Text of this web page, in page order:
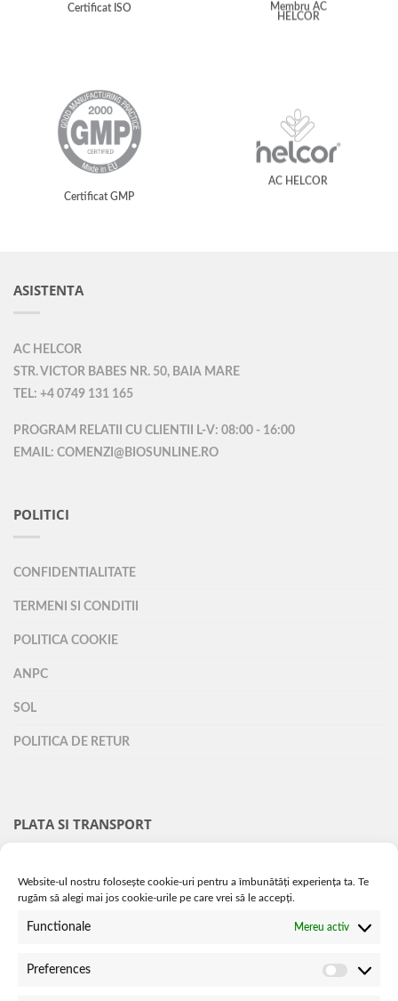
Website-ul nostru folosește cookie-uri pentru a îmbunătăți experiența ta. Te
rugăm să alegi mai jos cookie-urile pe care vrei să le accepți.
Functionale Mereu activ
Preferences
Certificat ISO
Membru AC
HELCOR
Certificat GMP
AC HELCOR
ASISTENTA
AC HELCOR
STR. VICTOR BABES NR. 50, BAIA MARE
TEL: +4 0749 131 165
PROGRAM RELATII CU CLIENTII L-V: 08:00 - 16:00
EMAIL: COMENZI@BIOSUNLINE.RO
POLITICI
CONFIDENTIALITATE
TERMENI SI CONDITII
POLITICA COOKIE
ANPC
SOL
POLITICA DE RETUR
PLATA SI TRANSPORT
TRANSPORT